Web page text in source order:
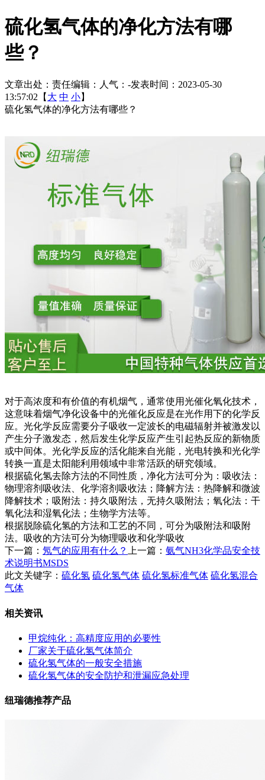
硫化氢气体的净化方法有哪
些？
文章出处： 责任编辑： 人气： -发表时间：2023-05-30
13:57:02【 大 中 小】
硫化氢气体的净化方法有哪些？
对于高浓度和有价值的有机烟气，通常使用光催化氧化技术，
这意味着烟气净化设备中的光催化反应是在光作用下的化学反
应。光化学反应需要分子吸收一定波长的电磁辐射并被激发以
产生分子激发态，然后发生化学反应产生引起热反应的新物质
或中间体。光化学反应的活化能来自光能，光电转换和光化学
转换一直是太阳能利用领域中非常活跃的研究领域。
根据硫化氢去除方法的不同性质，净化方法可分为：吸收法：
物理溶剂吸收法、化学溶剂吸收法；降解方法：热降解和微波
降解技术；吸附法：持久吸附法，无持久吸附法；氧化法：干
氧化法和湿氧化法；生物学方法等。
根据脱除硫化氢的方法和工艺的不同，可分为吸附法和吸附
法。吸收的方法可分为物理吸收和化学吸收
下一篇： 氖气的应用有什么？ 上一篇： 氨气NH3化学品安全技
术说明书MSDS
此文关键字： 硫化氢 硫化氢气体 硫化氢标准气体 硫化氢混合
气体
相关资讯
甲烷纯化：高精度应用的必要性
厂家关于硫化氢气体简介
硫化氢气体的一般安全措施
硫化氢气体的安全防护和泄漏应急处理
纽瑞德推荐产品